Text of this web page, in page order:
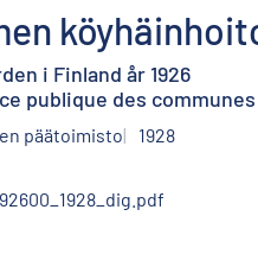
i Finland år 1926
publique des communes
päätoimisto 1928